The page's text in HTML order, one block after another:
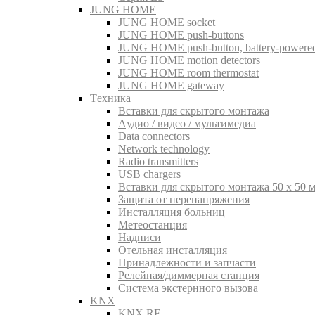
JUNG HOME
JUNG HOME socket
JUNG HOME push-buttons
JUNG HOME push-button, battery-
JUNG HOME motion detectors
JUNG HOME room thermostat
JUNG HOME gateway
Tехника
Вставки для скрытого монтажа
Aудио / видео / мультимедиа
Data connectors
Network technology
Radio transmitters
USB chargers
Вставки для скрытого монтажа 50 x 50
Защита от перенапряжения
Инсталляция больниц
Метеостанция
Надписи
Отельная инсталляция
Принадлежности и запчасти
Релейная/диммерная станция
Система экстернного вызова
KNX